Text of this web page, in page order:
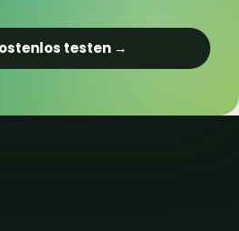
testen →